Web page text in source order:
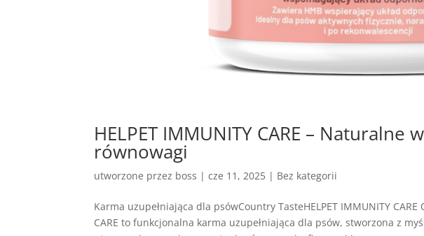
HELPET IMMUNITY CARE –
równowagi
utworzone przez boss |cze 11, 2025 | Bez kategorii
Karma uzupełniająca dla psówCountry TasteHELPET IMMUNITY
CARE to funkcjonalna karma uzupełniająca dla psów, stworzona z